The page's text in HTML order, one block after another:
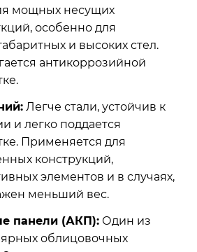
мощных несущих
особенно для
и высоких стел.
антикоррозийной
Легче стали, устойчив к
и легко поддается
Применяется для
конструкций,
элементов и в случаях,
меньший вес.
панели (АКП): Один из
облицовочных